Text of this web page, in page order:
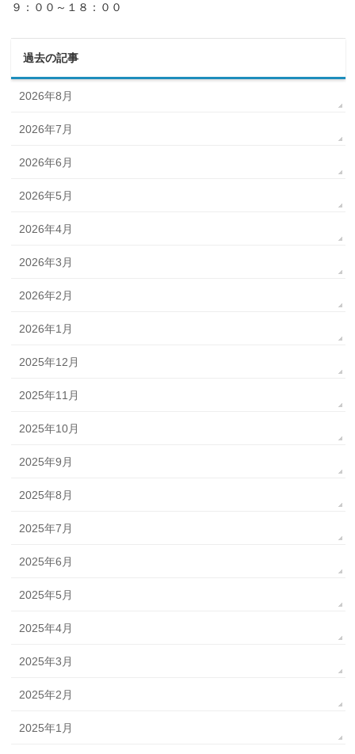
９：００～１８：００
過去の記事
2026年8月
2026年7月
2026年6月
2026年5月
2026年4月
2026年3月
2026年2月
2026年1月
2025年12月
2025年11月
2025年10月
2025年9月
2025年8月
2025年7月
2025年6月
2025年5月
2025年4月
2025年3月
2025年2月
2025年1月